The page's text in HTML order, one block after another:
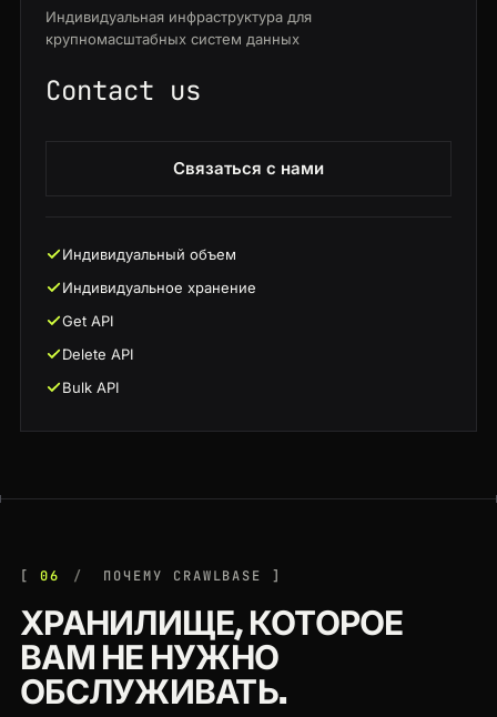
Индивидуальная инфраструктура для
крупномасштабных систем данных
Contact us
Связаться с нами
Индивидуальный объем
Индивидуальное хранение
Get API
Delete API
Bulk API
06 ПОЧЕМУ CRAWLBASE
ХРАНИЛИЩЕ, КОТОРОЕ
ВАМ НЕ НУЖНО
ОБСЛУЖИВАТЬ.